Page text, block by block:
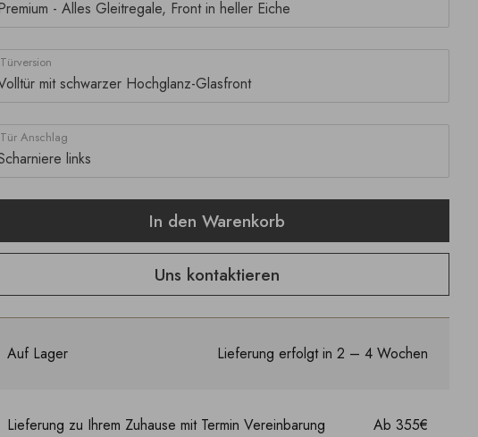
Türversion
Tür Anschlag
In den Warenkorb
Uns kontaktieren
Auf Lager Lieferung erfolgt in 2 – 4 Wochen
Lieferung zu Ihrem Zuhause mit Termin Vereinbarung Ab 355€